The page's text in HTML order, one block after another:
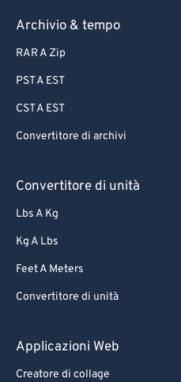
Archivio & tempo
RAR A Zip
PST A EST
CST A EST
Convertitore di archivi
Convertitore di unità
Lbs A Kg
Kg A Lbs
Feet A Meters
Convertitore di unità
Applicazioni Web
Creatore di collage